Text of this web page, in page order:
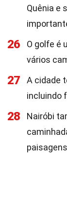
Quênia e
26
O golfe é
vários
27
A cidade
incluindo
28
Nairóbi